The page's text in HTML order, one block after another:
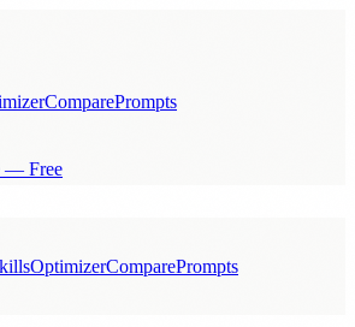
ComparePrompts
— Free
OptimizerComparePrompts